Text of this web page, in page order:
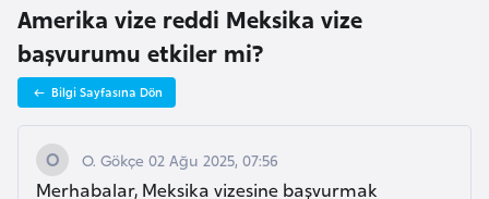
V
i
z
e
İ
ş
l
Amerika vize reddi Meksika vize
başvurumu etkiler mi?
Bilgi Sayfasına Dön
O. Gökçe 02 Ağu 2025, 07:56
Merhabalar, Meksika vizesine başvurmak
A
v
u
s
t